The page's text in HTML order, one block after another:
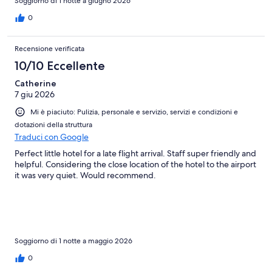
0
Recensione verificata
10/10 Eccellente
Catherine
7 giu 2026
Mi è piaciuto: Pulizia, personale e servizio, servizi e condizioni e
dotazioni della struttura
Traduci con Google
Perfect little hotel for a late flight arrival. Staff super friendly and
helpful. Considering the close location of the hotel to the airport
it was very quiet. Would recommend.
Soggiorno di 1 notte a maggio 2026
0